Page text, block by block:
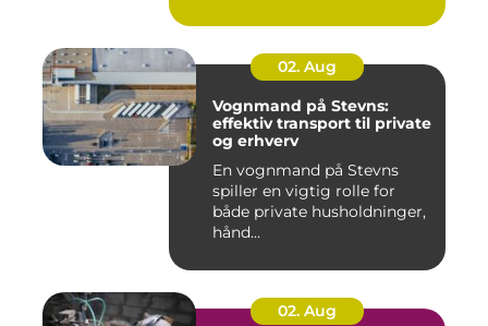
02. Aug
Vognmand på Stevns:
effektiv transport til private
og erhverv
En vognmand på Stevns
spiller en vigtig rolle for
både private husholdninger,
hånd...
02. Aug